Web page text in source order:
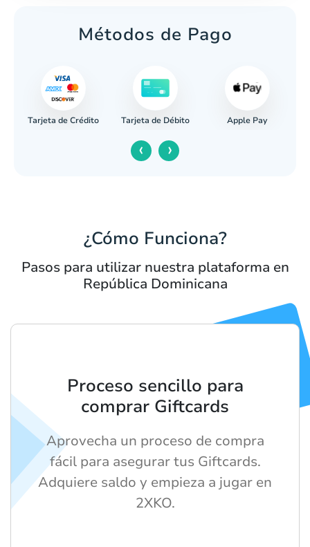
Métodos de Pago
Tarjeta de Crédito Tarjeta de Débito Apple Pay
‹ ›
¿Cómo Funciona?
Pasos para utilizar nuestra plataforma en
República Dominicana
Proceso sencillo para
comprar Giftcards
Aprovecha un proceso de compra
fácil para asegurar tus Giftcards.
Adquiere saldo y empieza a jugar en
2XKO.